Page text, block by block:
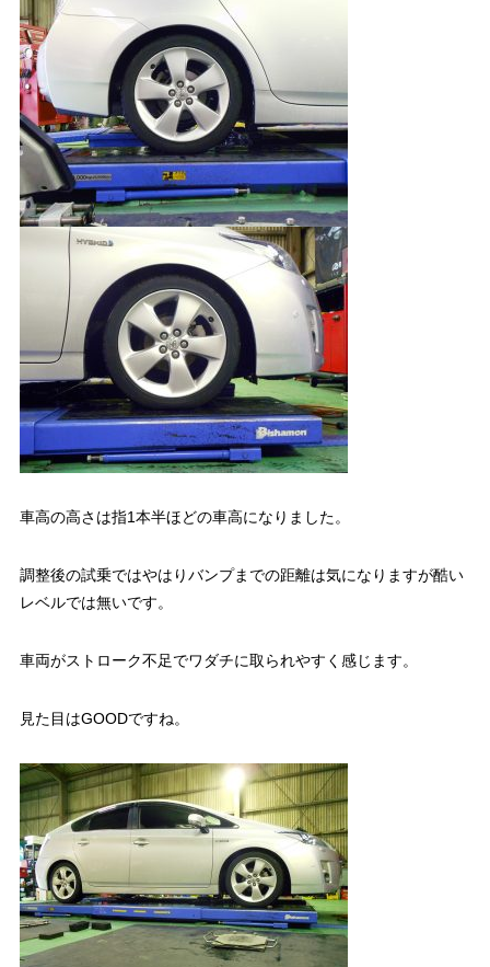
車高の高さは指1本半ほどの車高になりました。
調整後の試乗ではやはりバンプまでの距離は気になりますが酷い
レベルでは無いです。
車両がストローク不足でワダチに取られやすく感じます。
見た目はGOODですね。